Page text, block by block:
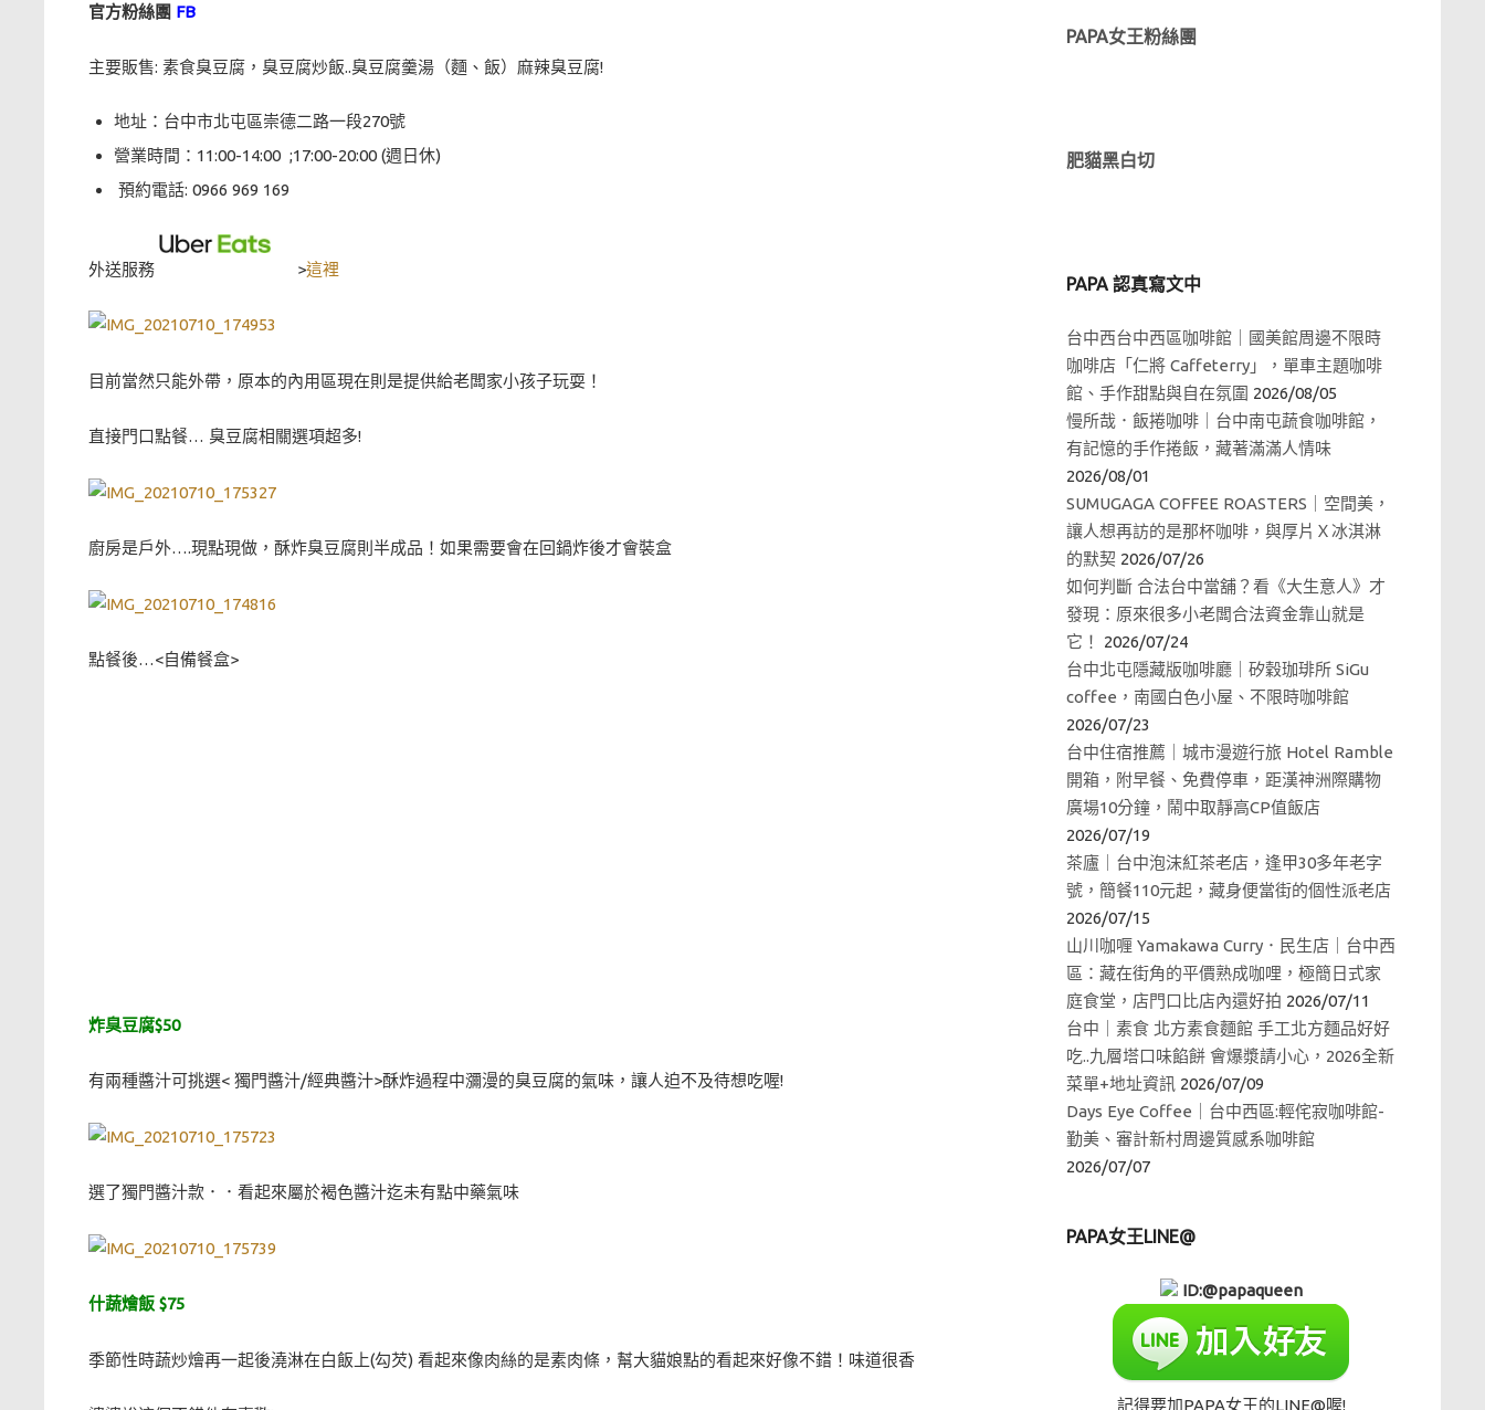
官方粉絲團 FB
主要販售: 素食臭豆腐，臭豆腐炒飯..臭豆腐羹湯（麵、飯）麻辣臭豆腐!
地址：台中市北屯區崇德二路一段270號
營業時間：11:00-14:00 ;17:00-20:00 (週日休)
預約電話: 0966 969 169
外送服務 >這裡
目前當然只能外帶，原本的內用區現在則是提供給老闆家小孩子玩耍！
直接門口點餐… 臭豆腐相關選項超多!
廚房是戶外….現點現做，酥炸臭豆腐則半成品！如果需要會在回鍋炸後才會裝盒
點餐後…<自備餐盒>
炸臭豆腐$50
有兩種醬汁可挑選< 獨門醬汁/經典醬汁>酥炸過程中瀰漫的臭豆腐的氣味，讓人迫不及待想吃喔!
選了獨門醬汁款．．看起來屬於褐色醬汁迄未有點中藥氣味
什蔬燴飯 $75
季節性時蔬炒燴再一起後澆淋在白飯上(勾芡) 看起來像肉絲的是素肉條，幫大貓娘點的看起來好像不錯！味道很香
PAPA女王粉絲團
肥貓黑白切
PAPA 認真寫文中
台中西台中西區咖啡館｜國美館周邊不限時
咖啡店「仁將 Caffeterry」，單車主題咖啡
館、手作甜點與自在氛圍 2026/08/05
慢所哉．飯捲咖啡｜台中南屯蔬食咖啡館，
有記憶的手作捲飯，藏著滿滿人情味
2026/08/01
SUMUGAGA COFFEE ROASTERS｜空間美，
讓人想再訪的是那杯咖啡，與厚片Ｘ冰淇淋
的默契 2026/07/26
如何判斷 合法台中當舖？看《大生意人》才
發現：原來很多小老闆合法資金靠山就是
它！
2026/07/24
台中北屯隱藏版咖啡廳｜矽穀珈琲所 SiGu
coffee，南國白色小屋、不限時咖啡館
2026/07/23
台中住宿推薦｜城市漫遊行旅 Hotel Ramble
開箱，附早餐、免費停車，距漢神洲際購物
廣場10分鐘，鬧中取靜高CP值飯店
2026/07/19
茶廬｜台中泡沫紅茶老店，逢甲30多年老字
號，簡餐110元起，藏身便當街的個性派老店
2026/07/15
山川咖喱 Yamakawa Curry．民生店｜台中西
區：藏在街角的平價熟成咖哩，極簡日式家
庭食堂，店門口比店內還好拍 2026/07/11
台中｜素食 北方素食麵館 手工北方麵品好好
吃..九層塔口味餡餅 會爆漿請小心，2026全新
菜單+地址資訊 2026/07/09
Days Eye Coffee｜台中西區:輕侘寂咖啡館-
勤美、審計新村周邊質感系咖啡館
2026/07/07
PAPA女王LINE@
ID:@papaqueen
記得要加PAPA女王的LINE@喔!